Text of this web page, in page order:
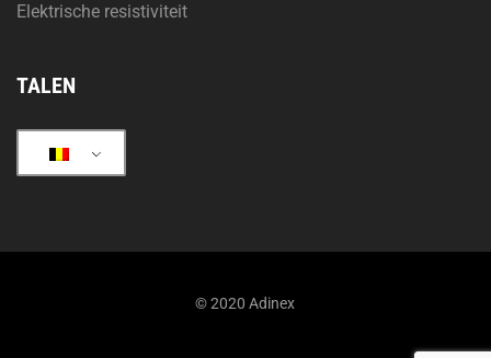
Elektrische resistiviteit
TALEN
© 2020 Adinex